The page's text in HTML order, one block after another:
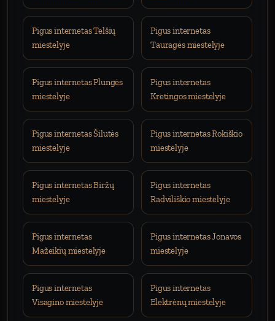
Pigus internetas Telšių
miestelyje
Pigus internetas
Tauragės miestelyje
Pigus internetas Plungės
miestelyje
Pigus internetas
Kretingos miestelyje
Pigus internetas Šilutės
miestelyje
Pigus internetas Rokiškio
miestelyje
Pigus internetas Biržų
miestelyje
Pigus internetas
Radviliškio miestelyje
Pigus internetas
Mažeikių miestelyje
Pigus internetas Jonavos
miestelyje
Pigus internetas
Visagino miestelyje
Pigus internetas
Elektrėnų miestelyje